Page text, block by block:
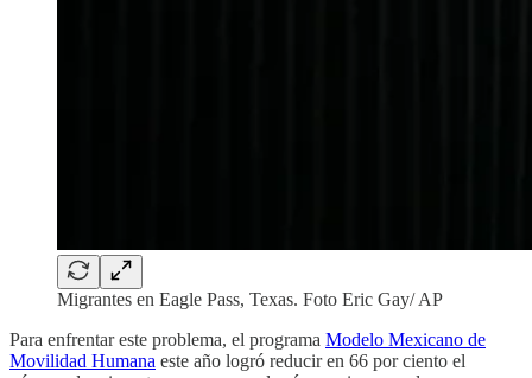
Migrantes en Eagle Pass, Texas. Foto Eric Gay/ AP
Para enfrentar este problema, el programa Modelo Mexicano de
Movilidad Humana este año logró reducir en 66 por ciento el